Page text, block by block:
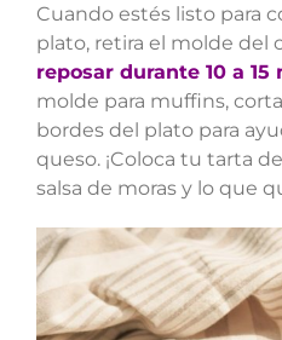
Cuando estés listo para
plato, retira el molde del
reposar durante 10 a 15
molde para muffins,
bordes del plato para
queso. ¡Coloca tu tarta
salsa de moras y lo que